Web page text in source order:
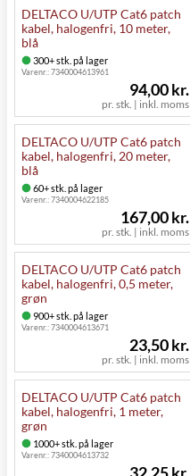
DELTACO U/UTP Cat6 patch
kabel, halogenfri, 10 meter,
blå
300+ stk. på lager
Varenr.:7340004613961
pr. stk. | inkl. moms
94,00 kr.
DELTACO U/UTP Cat6 patch
kabel, halogenfri, 20 meter,
blå
60+ stk. på lager
Varenr.:7340004622185
pr. stk. | inkl. moms
167,00 kr.
DELTACO U/UTP Cat6 patch
kabel, halogenfri, 0,5 meter,
grøn
900+ stk. på lager
Varenr.:7340004613671
pr. stk. | inkl. moms
23,50 kr.
DELTACO U/UTP Cat6 patch
kabel, halogenfri, 1 meter,
grøn
1000+ stk. på lager
Varenr.:7340004613732